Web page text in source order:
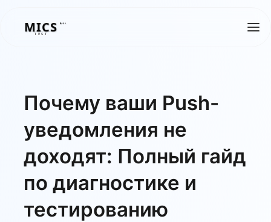
MICS
MICS
TEST
Почему ваши Push-
уведомления не
доходят: Полный гайд
по диагностике и
тестированию